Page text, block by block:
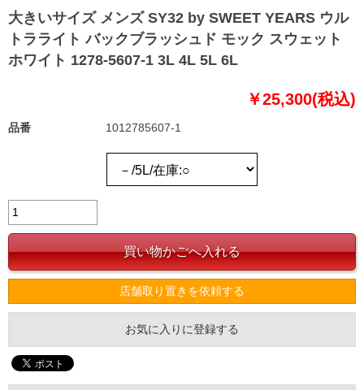
大きいサイズ メンズ SY32 by SWEET YEARS ウル
トラライト バックブラッシュド モック スウェット
ホワイト 1278-5607-1 3L 4L 5L 6L
￥25,300(税込)
品番 1012785607-1
店舗取り置きを依頼する
お気に入りに登録する